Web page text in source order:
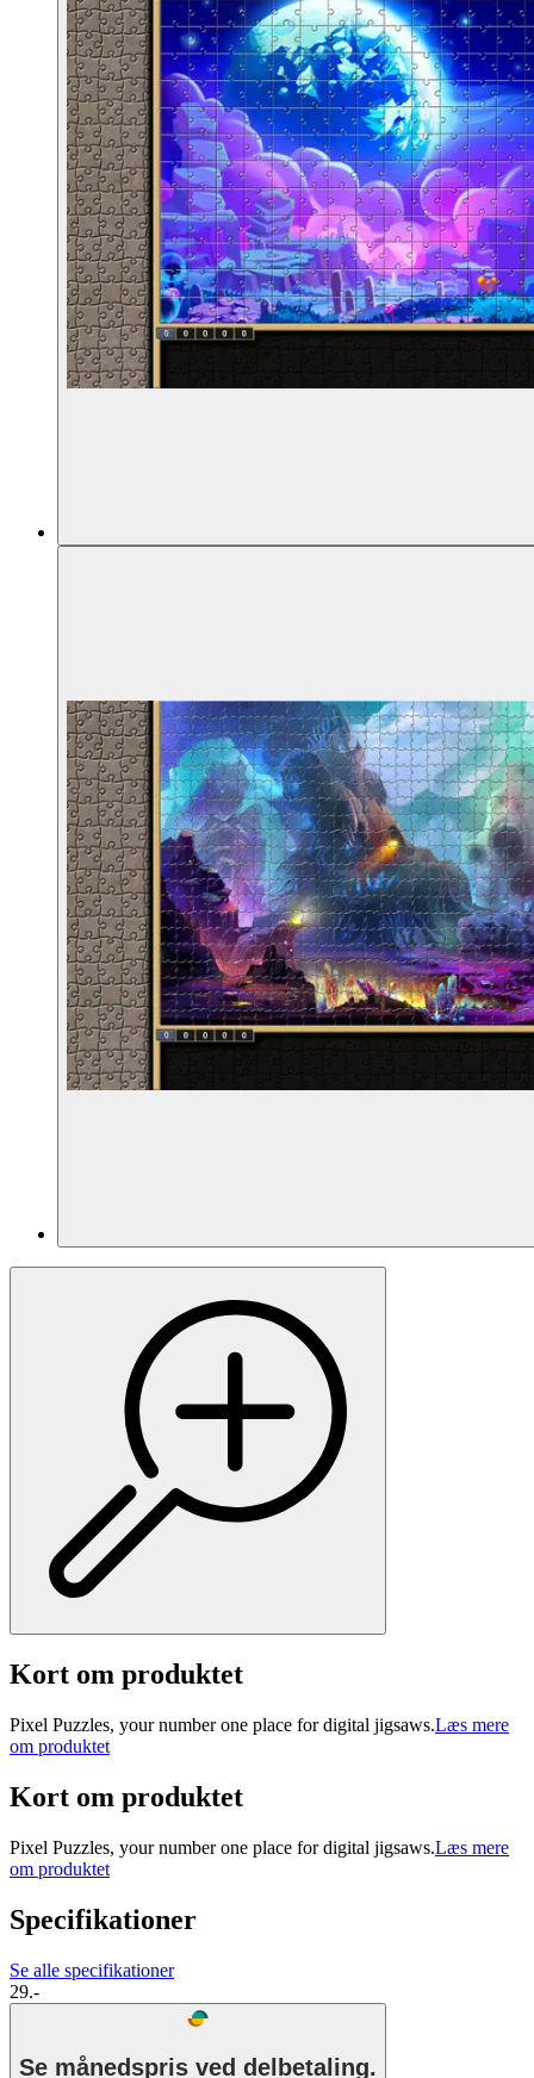
Kort om produktet
Pixel Puzzles, your number one place for digital jigsaws.Læs mere
om produktet
Kort om produktet
Pixel Puzzles, your number one place for digital jigsaws.Læs mere
om produktet
Specifikationer
Se alle specifikationer
29.-
Se månedspris ved delbetaling.